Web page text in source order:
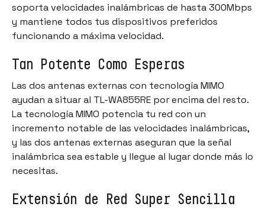
soporta velocidades inalámbricas de hasta 300Mbps
y mantiene todos tus dispositivos preferidos
funcionando a máxima velocidad.
Tan Potente Como Esperas
Las dos antenas externas con tecnología MIMO
ayudan a situar al TL-WA855RE por encima del resto.
La tecnología MIMO potencia tu red con un
incremento notable de las velocidades inalámbricas,
y las dos antenas externas aseguran que la señal
inalámbrica sea estable y llegue al lugar donde más lo
necesitas.
Extensión de Red Super Sencilla